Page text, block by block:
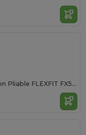
Chapeau Bob en Coton Pliable FLEXFIT FX5003